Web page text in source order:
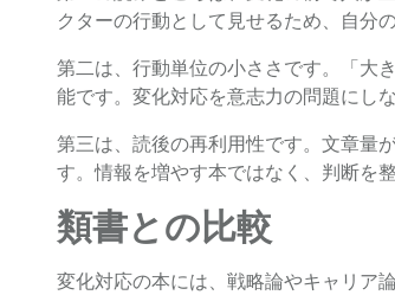
クターの行動として見せるため、自分
第二は、行動単位の小ささです。「大
能です。変化対応を意志力の問題にし
第三は、読後の再利用性です。文章量
す。情報を増やす本ではなく、判断を
類書との比較
変化対応の本には、戦略論やキャリア